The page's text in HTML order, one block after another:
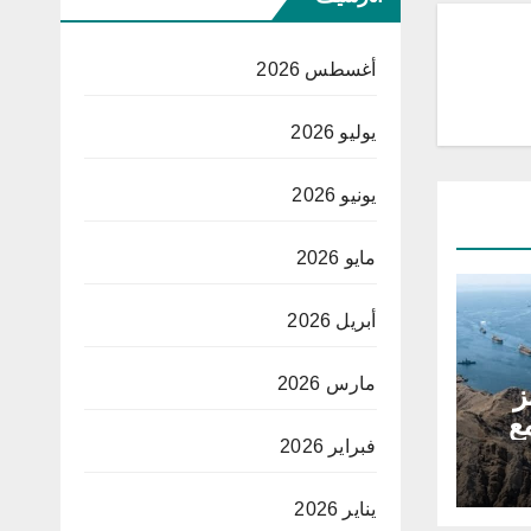
أغسطس 2026
يوليو 2026
يونيو 2026
مايو 2026
أبريل 2026
مارس 2026
فبراير 2026
يناير 2026